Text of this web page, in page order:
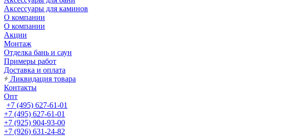
Аксессуары для каминов
О компании
О компании
Акции
Монтаж
Отделка бань и саун
Примеры работ
Доставка и оплата
Ликвидация товара
Контакты
Опт
+7 (495) 627-61-01
+7 (495) 627-61-01
+7 (925) 904-93-00
+7 (926) 631-24-82